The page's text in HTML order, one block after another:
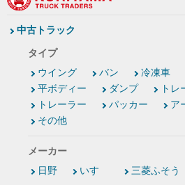
中古トラック
タイプ
ウイング
バン 冷凍車
平ボディー
ダンプ
トレ
トレーラー
パッカー ア
その他
メーカー
日野
いすゞ 三菱ふそう